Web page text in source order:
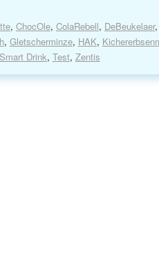
, ChocOle, ColaRebell, DeBeukelaer,
, Gletscherminze, HAK,
Smart Drink, Test, Zentis